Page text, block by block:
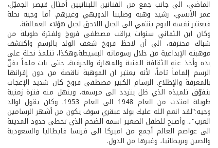
الماضي، الى جانب جمع من الفنانين اللبنانيين أمثال قيصر الجميّل،
عمر الأنسي، رشيد وهبه وصليبا الدويهي وغيرهم. أما وجيه نحلة
فيعتبر نفسه اليوم ينتمي الى الجيل اللاحق لجيل هؤلاء العمالقة.
وكان ابن الثماني سنوات يراقب مصطفى فروخ ولفترة طويلة من
شباك محترفه، الى أن لاحظ فروخ شغف الولد بالرسم واكتشف
موهبته الإبداعية من خلال رسوماته البسيطة.وهكذا، تتلمذ نحلة على
يده وأخذ عنه الثقافة الفنية والمهارة والحرفية، حتى بات ملماً بفنّ
الرسم إلماماً تاماً، لأنه يعتبر ان الموهبة ناقصة من دون إقرانها
بالمعرفة والإطلاع. الرسام الكبير مصطفى فروخ كان شديد الإعجاب
بتفوّق تلميذه الذي ظل يتردد الى مرسمه، وينهل منه فترة زمنية
طويلة امتدت من العام 1948 الى العام 1953. وكان يقول لوالد
وجيه:"لقد انعم الله عليك بولد عبقري سوف يكون من أشهر الرسامين
العرب"... وأصبح للطفل الصغير اسمه الضخم الذي تخطى حدود المدينة
الى عواصم العالم أجمع من اميركا الى فرنسا فايطاليا والسعودية
والصين وبريطانيا، وغيرها من الدول.